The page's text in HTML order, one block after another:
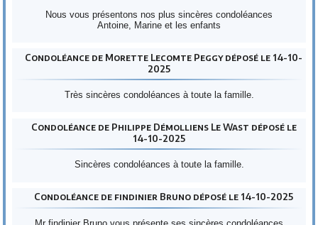
Nous vous présentons nos plus sincères condoléances
Antoine, Marine et les enfants
Condoléance de Morette Lecomte Peggy déposé le 14-10-
2025
Très sincères condoléances à toute la famille.
Condoléance de Philippe Démolliens Le Wast déposé le
14-10-2025
Sincères condoléances à toute la famille.
Condoléance de findinier Bruno déposé le 14-10-2025